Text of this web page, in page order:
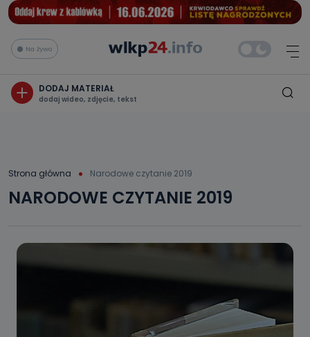
Na żywo
DODAJ MATERIAŁ
dodaj wideo, zdjęcie, tekst
Strona główna Narodowe czytanie 2019
NARODOWE CZYTANIE 2019